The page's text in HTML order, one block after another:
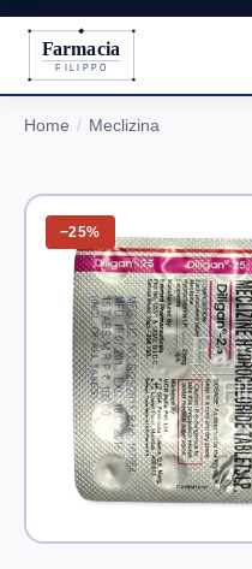
Farmacia
FILIPPO
Home Meclizina
−25%